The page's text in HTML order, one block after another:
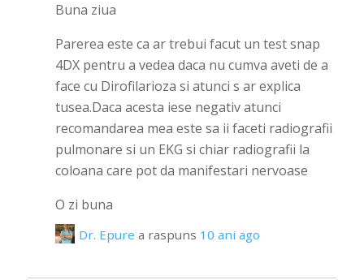
Buna ziua
Parerea este ca ar trebui facut un test snap
4DX pentru a vedea daca nu cumva aveti de a
face cu Dirofilarioza si atunci s ar explica
tusea.Daca acesta iese negativ atunci
recomandarea mea este sa ii faceti radiografii
pulmonare si un EKG si chiar radiografii la
coloana care pot da manifestari nervoase
O zi buna
Dr. Epure a raspuns 10 ani ago